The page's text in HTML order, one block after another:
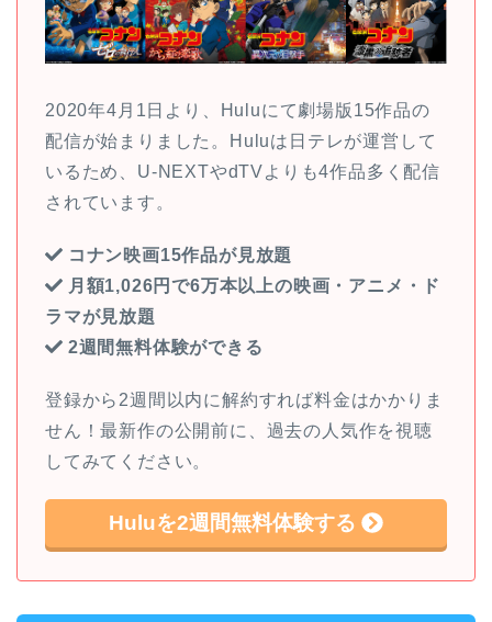
2020年4月1日より、Huluにて劇場版15作品の
配信が始まりました。Huluは日テレが運営して
いるため、U-NEXTやdTVよりも4作品多く配信
されています。
コナン映画15作品が見放題
月額1,026円で6万本以上の映画・アニメ・ド
ラマが見放題
2週間無料体験ができる
登録から2週間以内に解約すれば料金はかかりま
せん！最新作の公開前に、過去の人気作を視聴
してみてください。
Huluを2週間無料体験する